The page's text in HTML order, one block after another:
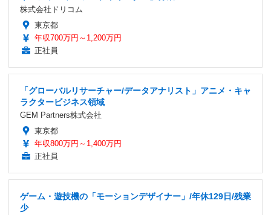
株式会社ドリコム
東京都
年収700万円～1,200万円
正社員
「グローバルリサーチャー/データアナリスト」アニメ・キャ
ラクタービジネス領域
GEM Partners株式会社
東京都
年収800万円～1,400万円
正社員
ゲーム・遊技機の「モーションデザイナー」/年休129日/残業
少